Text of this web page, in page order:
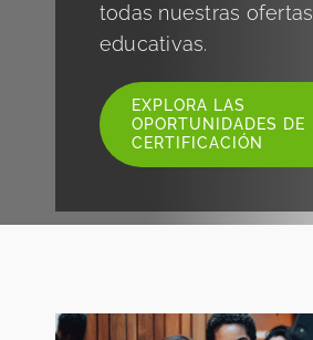
Idioma y Regiones
Enlaces Rápidos
todas nuestras ofertas
educativas.
EXPLORA LAS
OPORTUNIDADES DE
CERTIFICACIÓN